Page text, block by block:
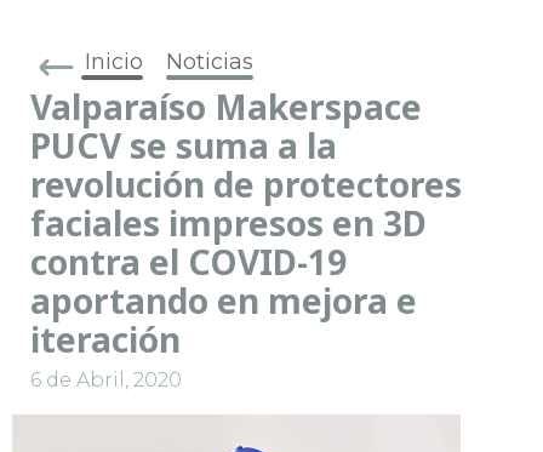
Inicio Noticias
Valparaíso Makerspace
PUCV se suma a la
revolución de protectores
faciales impresos en 3D
contra el COVID-19
aportando en mejora e
iteración
6 de Abril, 2020